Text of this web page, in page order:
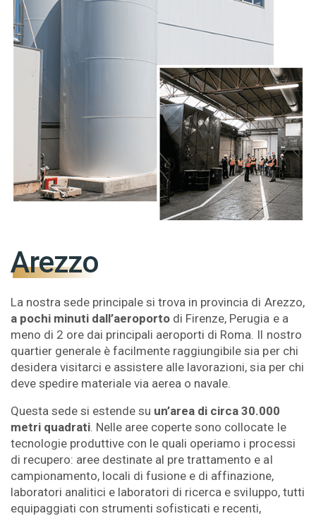
Arezzo
La nostra sede principale si trova in provincia di Arezzo,
a pochi minuti dall’aeroporto di Firenze, Perugia e a
meno di 2 ore dai principali aeroporti di Roma. Il nostro
quartier generale è facilmente raggiungibile sia per chi
desidera visitarci e assistere alle lavorazioni, sia per chi
deve spedire materiale via aerea o navale.
Questa sede si estende su un’area di circa 30.000
metri quadrati. Nelle aree coperte sono collocate le
tecnologie produttive con le quali operiamo i processi
di recupero: aree destinate al pre trattamento e al
campionamento, locali di fusione e di affinazione,
laboratori analitici e laboratori di ricerca e sviluppo, tutti
equipaggiati con strumenti sofisticati e recenti,